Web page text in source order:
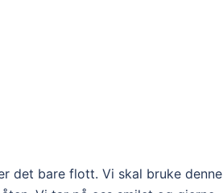
det bare flott. Vi skal bruke denne